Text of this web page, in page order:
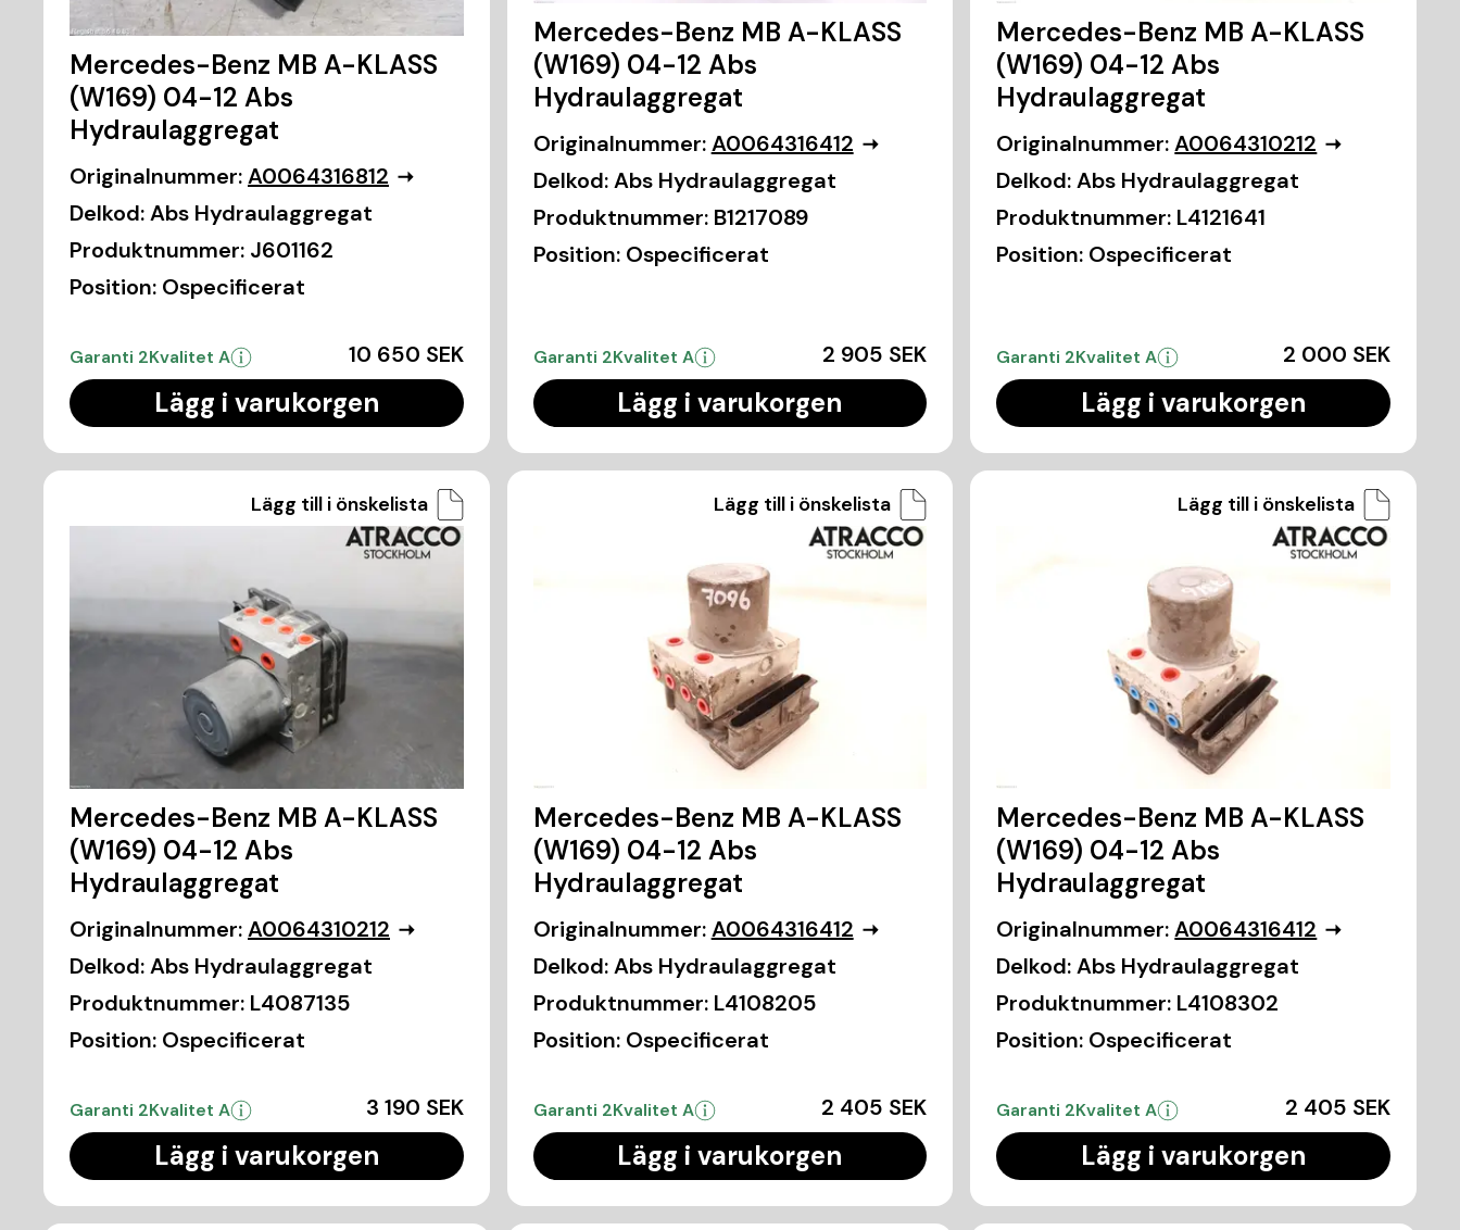
Mercedes-Benz MB A-KLASS
(W169) 04-12 Abs
Hydraulaggregat
Originalnummer:A0064316812
Delkod:Abs Hydraulaggregat
Produktnummer: J601162
Position: Ospecificerat
Garanti 2Kvalitet A 10 650 SEK
Lägg i varukorgen
Mercedes-Benz MB A-KLASS
(W169) 04-12 Abs
Hydraulaggregat
Originalnummer: A0064316412
Delkod: Abs Hydraulaggregat
Produktnummer: B1217089
Position: Ospecificerat
Garanti 2Kvalitet A 2 905 SEK
Lägg i varukorgen
Mercedes-Benz MB A-KLASS
(W169) 04-12 Abs
Hydraulaggregat
Originalnummer: A0064310212
Delkod: Abs Hydraulaggregat
Produktnummer: L4121641
Position: Ospecificerat
Garanti 2Kvalitet A 2 000 SEK
Lägg i varukorgen
Lägg till i önskelista
Mercedes-Benz MB A-KLASS
(W169) 04-12 Abs
Hydraulaggregat
Originalnummer:A0064310212
Delkod:Abs Hydraulaggregat
Produktnummer: L4087135
Position: Ospecificerat
Garanti 2Kvalitet A 3 190 SEK
Lägg i varukorgen
Lägg till i önskelista
Mercedes-Benz MB A-KLASS
(W169) 04-12 Abs
Hydraulaggregat
Originalnummer: A0064316412
Delkod: Abs Hydraulaggregat
Produktnummer: L4108205
Position: Ospecificerat
Garanti 2Kvalitet A 2 405 SEK
Lägg i varukorgen
Lägg till i önskelista
Mercedes-Benz MB A-KLASS
(W169) 04-12 Abs
Hydraulaggregat
Originalnummer: A0064316412
Delkod: Abs Hydraulaggregat
Produktnummer: L4108302
Position: Ospecificerat
Garanti 2Kvalitet A 2 405 SEK
Lägg i varukorgen